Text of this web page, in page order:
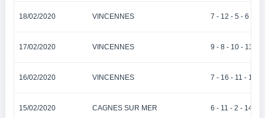
18/02/2020 VINCENNES 7 - 12 - 5 - 6 - 2
17/02/2020 VINCENNES 9 - 8 - 10 - 13 -
16/02/2020 VINCENNES 7 - 16 - 11 - 15 -
15/02/2020 CAGNES SUR MER 6 - 11 - 2 - 14 - 4